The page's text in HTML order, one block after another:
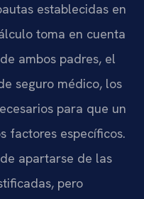
establecidas en
toma en cuenta
ambos padres, el
seguro médico, los
para que un
factores específicos.
apartarse de las
pero